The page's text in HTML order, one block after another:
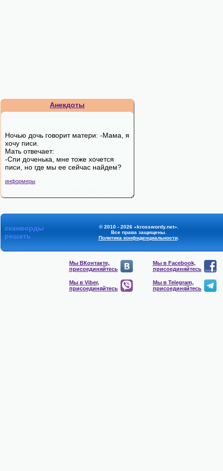
Анекдоты
Ночью дочь говорит матери: -Мама, я
хочу писи.
Мать отвечает:
-Спи доченька, мне тоже хочется
писи, но где мы ее сейчас найдем?
информеры
сканворды
решать
© 2010 - 2026 «krosswordy.net».
Все права защищены.
Политика конфиденциальности.
Мы ВКонтакте,
присоединяйтесь
Мы в Facebook,
присоединяйтесь
Мы в Viber,
присоединяйтесь
Мы в Telegram,
присоединяйтесь